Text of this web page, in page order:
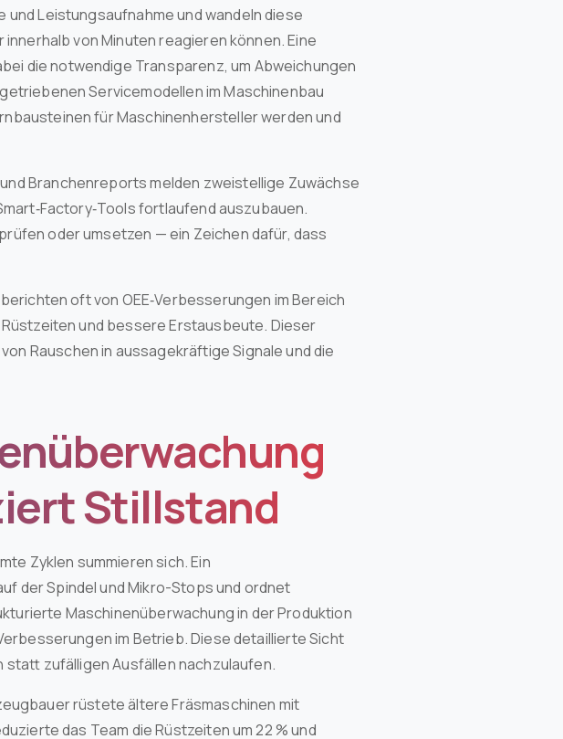
Leistungsaufnahme und wandeln diese
von Minuten reagieren können. Eine
die notwendige Transparenz, um Abweichungen
Servicemodellen im Maschinenbau
für Maschinenhersteller werden und
Branchenreports melden zweistellige Zuwächse
fortlaufend auszubauen.
oder umsetzen — ein Zeichen dafür, dass
oft von OEE‑Verbesserungen im Bereich
und bessere Erstausbeute. Dieser
Rauschen in aussagekräftige Signale und die
Stillstand
Zyklen summieren sich. Ein
der Spindel und Mikro-Stops und ordnet
Maschinenüberwachung in der Produktion
im Betrieb. Diese detaillierte Sicht
zufälligen Ausfällen nachzulaufen.
rüstete ältere Fräsmaschinen mit
das Team die Rüstzeiten um 22 % und